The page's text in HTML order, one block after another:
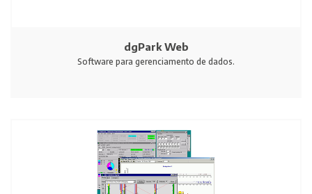
dgPark Web
Software para gerenciamento de dados.